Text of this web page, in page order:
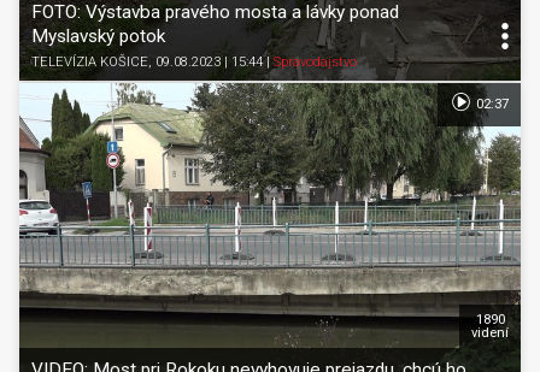
FOTO: Výstavba pravého mosta a lávky ponad
Myslavský potok
TELEVÍZIA KOŠICE, 09.08.2023 | 15:44|Spravodajstvo
1890
videní
02:37